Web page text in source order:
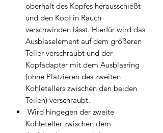
oberhalt des Kopfes herausschießt
und den Kopf in Rauch
verschwinden lässt. Hierfür wird das
Ausblaselement auf dem größeren
Teller verschraubt und der
Kopfadapter mit dem Ausblasring
(ohne Platzieren des zweiten
Kohletellers zwischen den beiden
Teilen) verschraubt.
Wird hingegen der zweite
Kohleteller zwischen dem